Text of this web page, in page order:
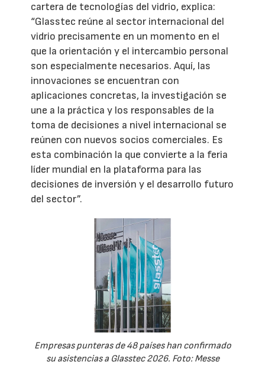
cartera de tecnologías del vidrio, explica:
“Glasstec reúne al sector internacional del
vidrio precisamente en un momento en el
que la orientación y el intercambio personal
son especialmente necesarios. Aquí, las
innovaciones se encuentran con
aplicaciones concretas, la investigación se
une a la práctica y los responsables de la
toma de decisiones a nivel internacional se
reúnen con nuevos socios comerciales. Es
esta combinación la que convierte a la feria
líder mundial en la plataforma para las
decisiones de inversión y el desarrollo futuro
del sector”.
Empresas punteras de 48 países han confirmado
su asistencias a Glasstec 2026. Foto: Messe